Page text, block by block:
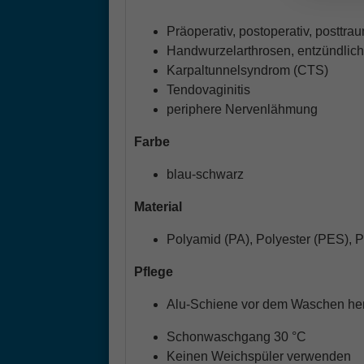
Präoperativ, postoperativ,
Handwurzelarthrosen,
Karpaltunnelsyndrom (CTS)
Tendovaginitis
periphere Nervenlähmung
Farbe
blau-schwarz
Material
Polyamid (PA), Polyester (PES),
Pflege
Alu-Schiene vor dem Waschen
Schonwaschgang 30 °C
Keinen Weichspüler verwenden